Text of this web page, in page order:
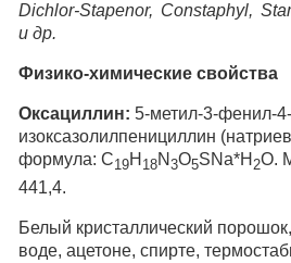
Dichlor-Stapenor, Constaphyl,
и др.
Физико-химические свойства
Оксациллин: 5-метил-3-фенил-4-
изоксазолилпенициллин
формула: C19H 18N 3O5SNa*H 2O.
441,4.
Белый кристаллический
воде, ацетоне, спирте,